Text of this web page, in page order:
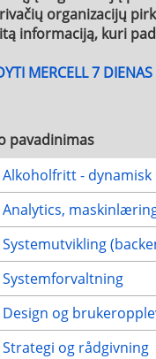
organizacijų
informaciją, kuri
MERCELL 7
pavadinimas
Alkoholfritt -
Analytics,
Systemutvikling
Systemforvaltning
Design og
Strategi og rådgivning